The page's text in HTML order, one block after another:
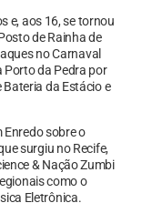
e, aos 16, se tornou
de Rainha de
no Carnaval
Porto da Pedra por
da Estácio e
Enredo sobre o
surgiu no Recife,
& Nação Zumbi
como o
Eletrônica.